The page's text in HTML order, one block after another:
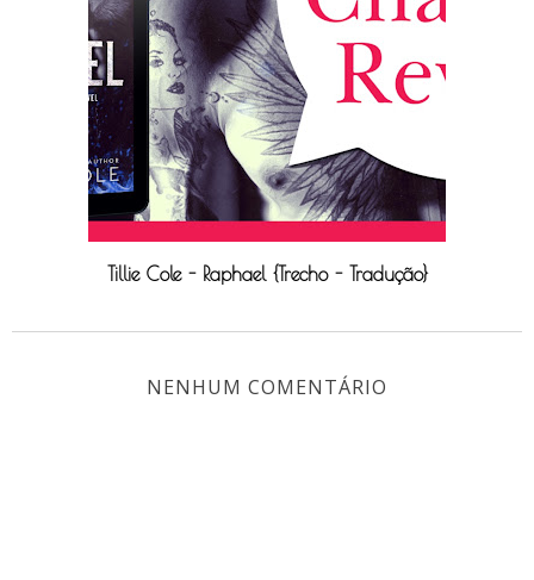
Tillie Cole - Raphael {Trecho - Tradução}
NENHUM COMENTÁRIO